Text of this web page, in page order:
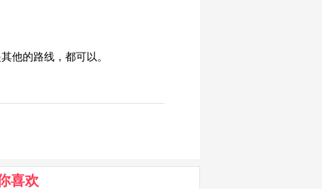
他的路线，都可以。
喜欢